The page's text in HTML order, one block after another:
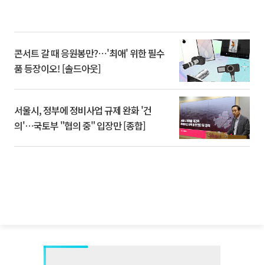
콘서트 갈 때 응원봉만?⋯'최애' 위한 필수
품 등장이오! [솔드아웃]
서울시, 정부에 정비사업 규제 완화 '건
의'⋯국토부 "협의 중" 입장만 [종합]